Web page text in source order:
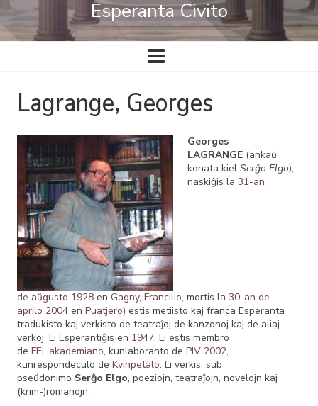
Esperanta Civito
Ĉefa
navigado
Lagrange, Georges
Georges
LAGRANGE(ankaŭ
konata kiel Serĝo Elgo);
naskiĝis la 31-an
de aŭgusto 1928en Gagny, Francilio, mortis la 30-an de
aprilo 2004en Puatjero) estis metiisto kaj franca Esperanta
tradukisto kaj verkisto de teatraĵoj de kanzonoj kaj de aliaj
verkoj. Li Esperantiĝis en 1947. Li estis membro
de FEI, akademiano, kunlaboranto de PIV 2002,
kunrespondeculo de Kvinpetalo. Li verkis, sub
pseŭdonimo Serĝo Elgo, poeziojn, teatraĵojn, novelojn kaj
(krim-)romanojn.